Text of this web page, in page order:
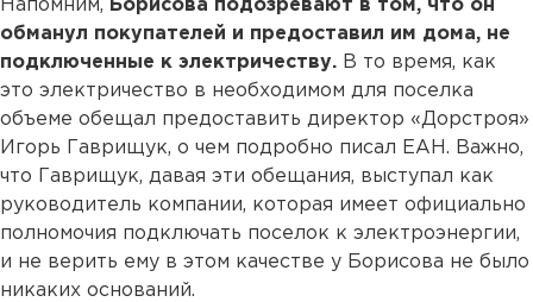
Напомним, Борисова подозревают в том, что он
обманул покупателей и предоставил им дома, не
подключенные к электричеству. В то время, как
это электричество в необходимом для поселка
объеме обещал предоставить директор «Дорстроя»
Игорь Гаврищук, о чем подробно писал ЕАН. Важно,
что Гаврищук, давая эти обещания, выступал как
руководитель компании, которая имеет официально
полномочия подключать поселок к электроэнергии,
и не верить ему в этом качестве у Борисова не было
никаких оснований.